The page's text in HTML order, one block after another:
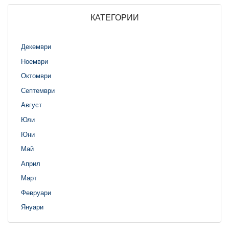
КАТЕГОРИИ
Декември
Ноември
Октомври
Септември
Август
Юли
Юни
Май
Април
Март
Февруари
Януари